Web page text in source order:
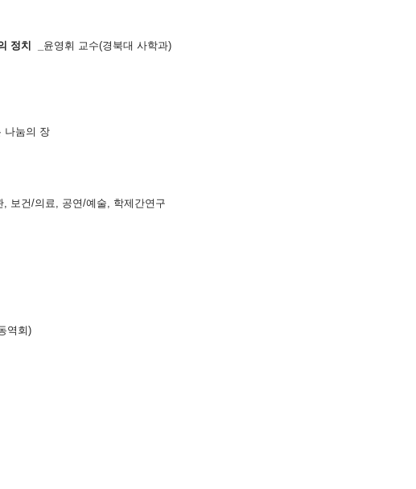
정치
윤영휘 교수(경북대 사학과)
나눔의 장
보건/의료, 공연/예술, 학제간연구
역회)